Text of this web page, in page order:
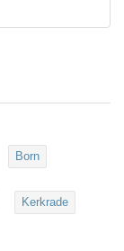
Born
Kerkrade